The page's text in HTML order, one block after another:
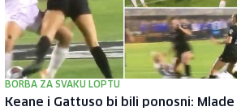
BORBA ZA SVAKU LOPTU
Keane i Gattuso bi bili ponosni: Mlade